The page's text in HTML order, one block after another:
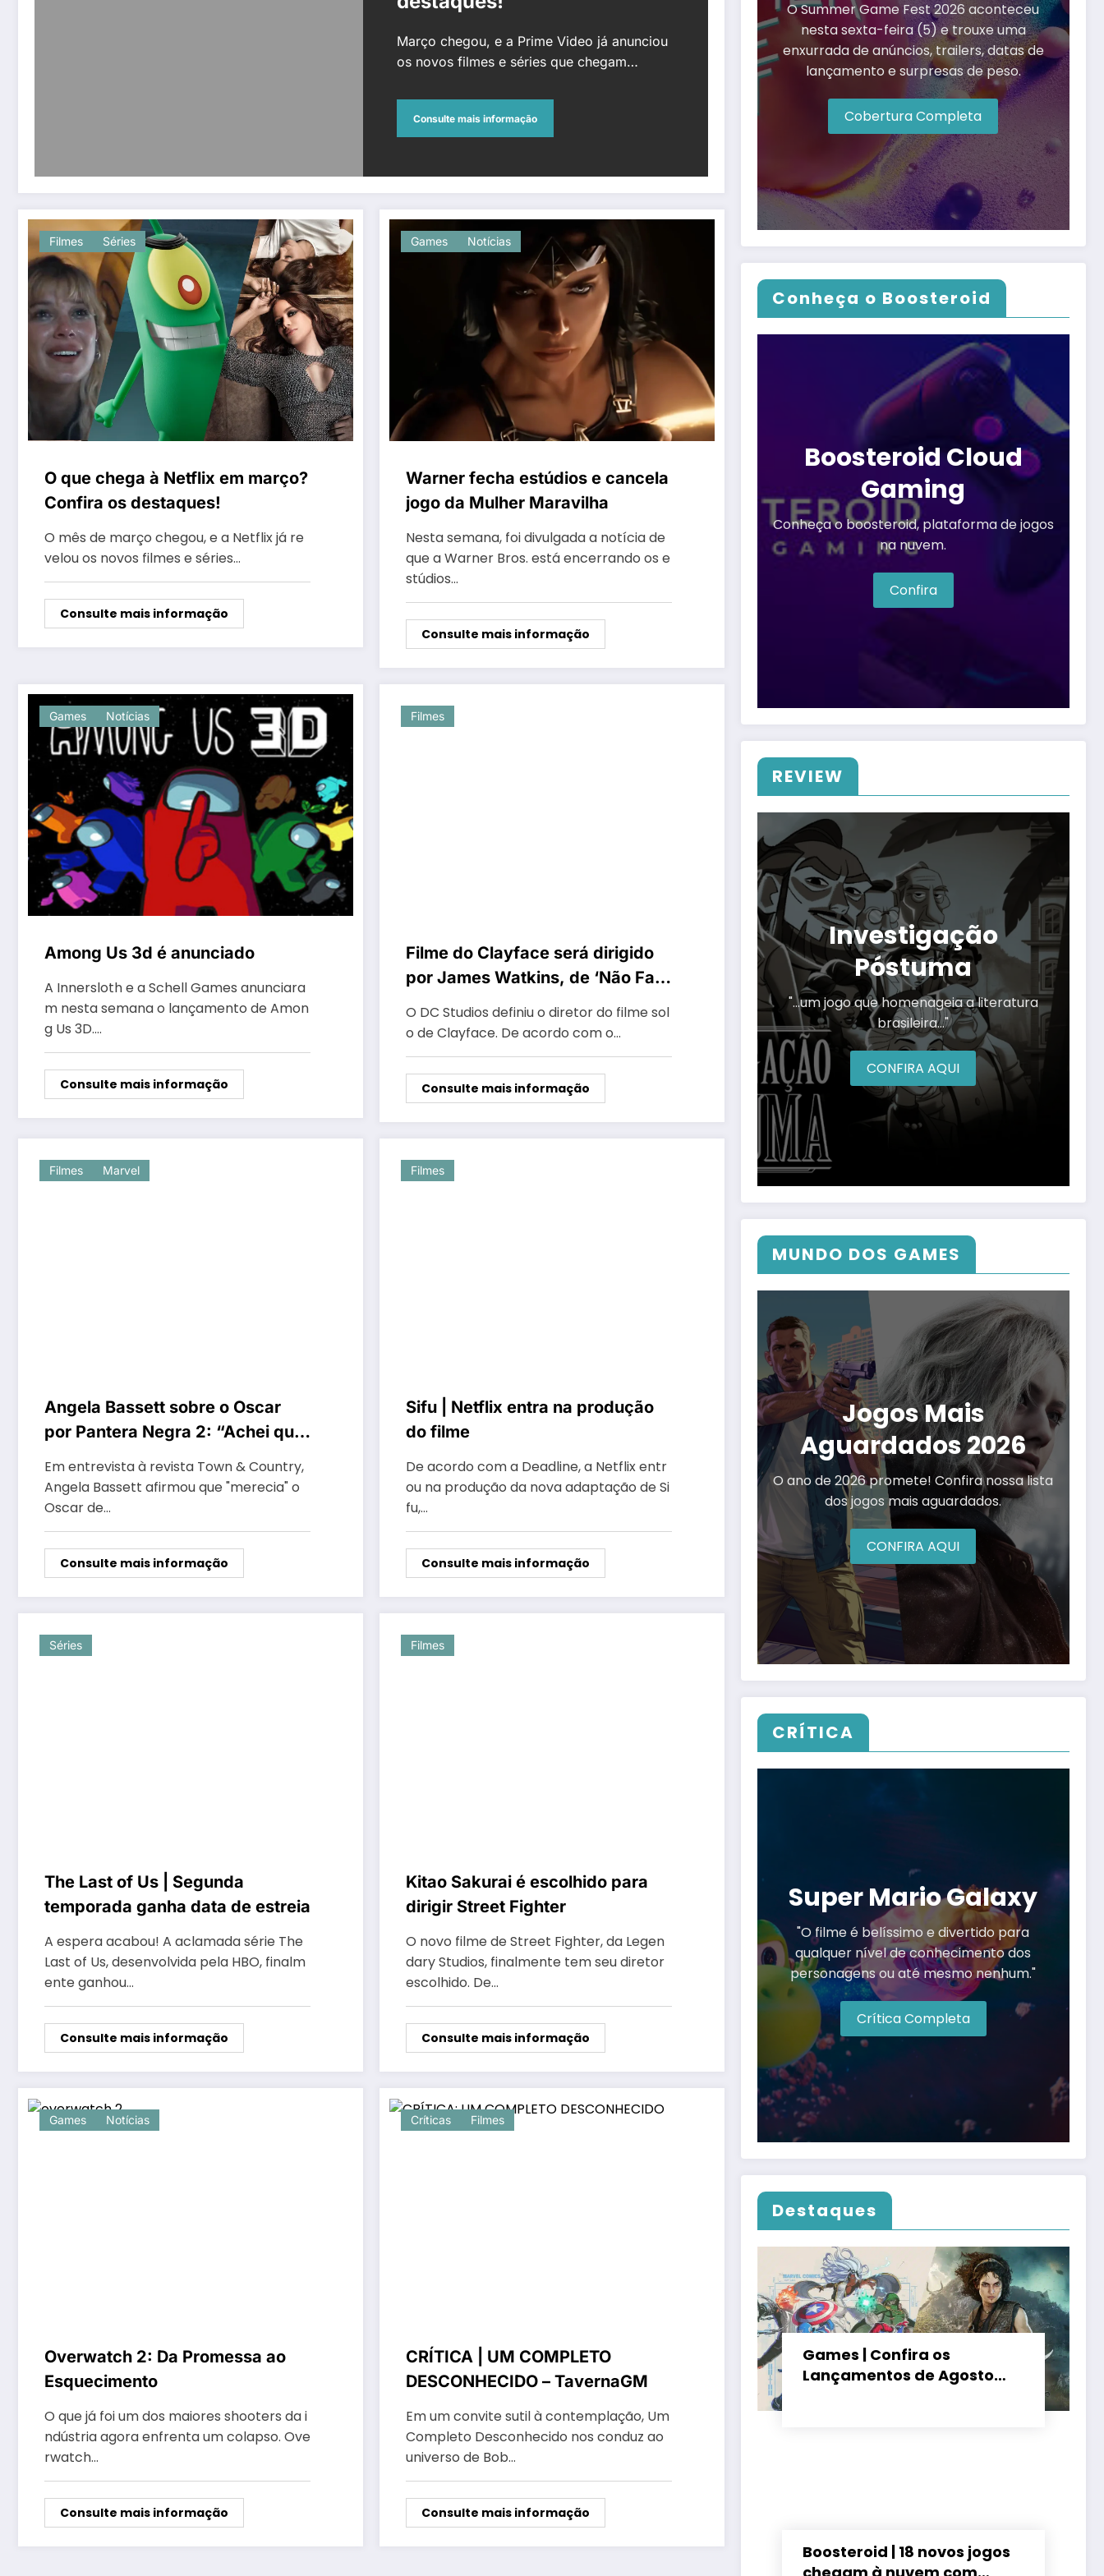
Março chegou, e a Prime Video já anunciou
os novos filmes e séries que chegam…
Consulte mais informação
Filmes Séries
O que chega à Netflix em março?
Confira os destaques!
O mês de março chegou, e a Netflix já re
velou os novos filmes e séries…
Consulte mais informação
Games Notícias
Warner fecha estúdios e cancela
jogo da Mulher Maravilha
Nesta semana, foi divulgada a notícia de
que a Warner Bros. está encerrando os e
stúdios…
Consulte mais informação
Games Notícias
Among Us 3d é anunciado
A Innersloth e a Schell Games anunciara
m nesta semana o lançamento de Amon
g Us 3D.…
Consulte mais informação
Filmes
Filme do Clayface será dirigido
por James Watkins, de ‘Não Fale
O DC Studios definiu o diretor do filme sol
o de Clayface. De acordo com o…
Consulte mais informação
Filmes Marvel
Angela Bassett sobre o Oscar
por Pantera Negra 2: “Achei que
era certo”
Em entrevista à revista Town & Country,
Angela Bassett afirmou que "merecia" o
Oscar de…
Consulte mais informação
Filmes
Sifu | Netflix entra na produção
do filme
De acordo com a Deadline, a Netflix entr
ou na produção da nova adaptação de Si
fu,…
Consulte mais informação
Séries
The Last of Us | Segunda
temporada ganha data de estreia
A espera acabou! A aclamada série The
Last of Us, desenvolvida pela HBO, finalm
ente ganhou…
Consulte mais informação
Filmes
Kitao Sakurai é escolhido para
dirigir Street Fighter
O novo filme de Street Fighter, da Legen
dary Studios, finalmente tem seu diretor
escolhido. De…
Consulte mais informação
Games Notícias
Overwatch 2: Da Promessa ao
Esquecimento
O que já foi um dos maiores shooters da i
ndústria agora enfrenta um colapso. Ove
rwatch…
Consulte mais informação
Críticas Filmes
CRÍTICA | UM COMPLETO
DESCONHECIDO – TavernaGM
Em um convite sutil à contemplação, Um
Completo Desconhecido nos conduz ao
universo de Bob…
Consulte mais informação
O Summer Game Fest 2026 aconteceu
nesta sexta-feira (5) e trouxe uma
enxurrada de anúncios, trailers, datas de
lançamento e surpresas de peso.
Cobertura Completa
Conheça o Boosteroid
Boosteroid Cloud
Gaming
Conheça o boosteroid, plataforma de jogos
na nuvem.
Confira
REVIEW
Investigação
Póstuma
"…um jogo que homenageia a literatura
brasileira…"
CONFIRA AQUI
MUNDO DOS GAMES
Jogos Mais
Aguardados 2026
O ano de 2026 promete! Confira nossa lista
dos jogos mais aguardados.
CONFIRA AQUI
CRÍTICA
Super Mario Galaxy
"O filme é belíssimo e divertido para
qualquer nível de conhecimento dos
personagens ou até mesmo nenhum."
Crítica Completa
Destaques
Games | Confira os
Lançamentos de Agosto
Boosteroid | 18 novos jogos